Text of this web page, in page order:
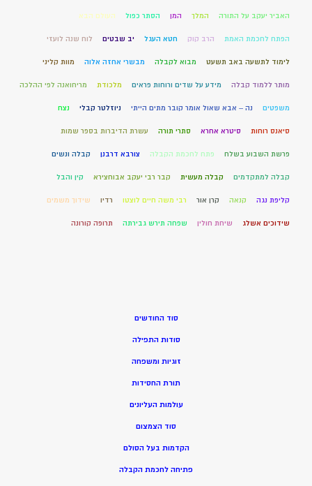
האביר יעקב על התורה המלך המן הסתר כפול העולם הבא
הפתח לחכמת האמת הרב קוק חטא העגל יב שבטים לוח שנה לועזי
לימוד לתשעה באב תשעט מבוא לקבלה מבשרי אחזה אלוה מוות קליני
מותר ללמוד קבלה מידע על שדים ורוחות פראים מלכודת מריחואנה לפי ההלכה
משפטים נה – אבא שאול אומר קובר מתים הייתי ניוזלטר קבלי נצח
סיאנס רוחות סיטרא אחרא סתרי תורה עשרת הדיברות בספר שמות
פרשת השבוע בשלח פתח לחכמת הקבלה צורבא דרבנן קבלה ונשים
קבלה למתקדמים קבלה מעשית קבר רבי יעקב אבוחצירא קין והבל
קליפת נגה קנאה קרן אור רבי משה חיים לוצטו רדיו שידוך משמים
שידוכים אשלג שיחת חולין שפחה תירש גבירתה תרופה קורונה
סוד החודשים
סודות התפילה
זוגיות ומשפחה
תורת החסידות
עולמות העליונים
סוד הצמצום
הקדמות בעל הסולם
פתיחה לחכמת הקבלה